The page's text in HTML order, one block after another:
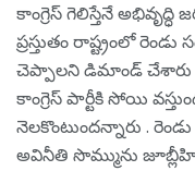
కాంగ్రెస్ గెలిస్తేనే అభివృద్ధి
ప్రస్తుతం రాష్ట్రంలో
చెప్పాల‌ని డిమాండ్ చేశారు
కాంగ్రెస్ పార్టీకి సోయి
నెల‌కొంటుంద‌న్నారు .
అవినీతి సొమ్మును